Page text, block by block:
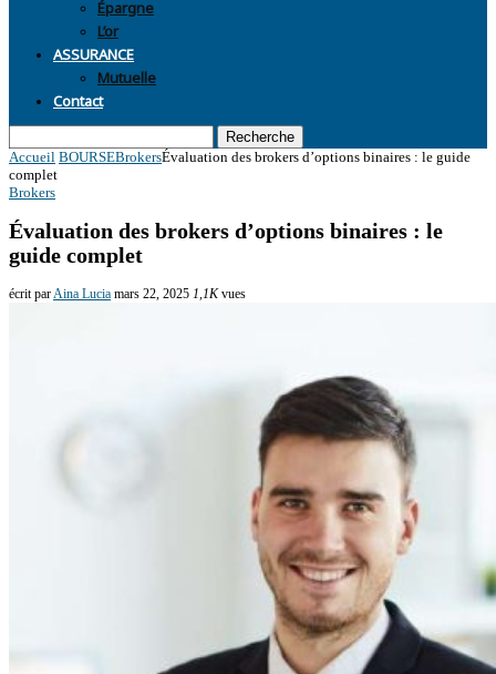
Épargne
L’or
ASSURANCE
Mutuelle
Contact
Recherche
Accueil BOURSEBrokersÉvaluation des brokers d’options binaires : le guide
complet
Brokers
Évaluation des brokers d’options binaires : le
guide complet
écrit parAina Lucia mars 22, 2025 1,1Kvues